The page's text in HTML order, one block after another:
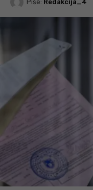
Piše: Redakcija_4